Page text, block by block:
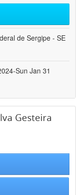
de Sergipe - SE
Sun Jan 31
Gesteira